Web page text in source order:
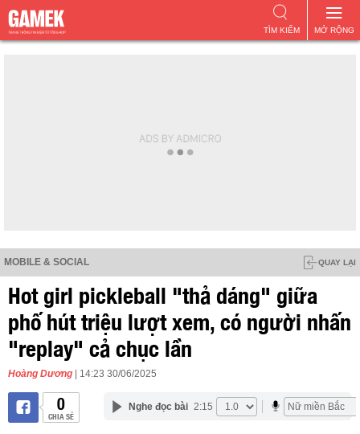
MỞ RỘNG
TÌM KIẾM
MOBILE & SOCIAL QUAY LẠI
Hot girl pickleball "thả dáng" giữa
phố hút triệu lượt xem, có người nhấn
"replay" cả chục lần
Hoàng Dương | 14:23 30/06/2025
0
CHIA SẺ
Nghe đọc bài 2:15